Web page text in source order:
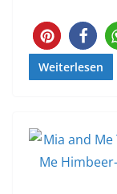
92
Weiterlesen